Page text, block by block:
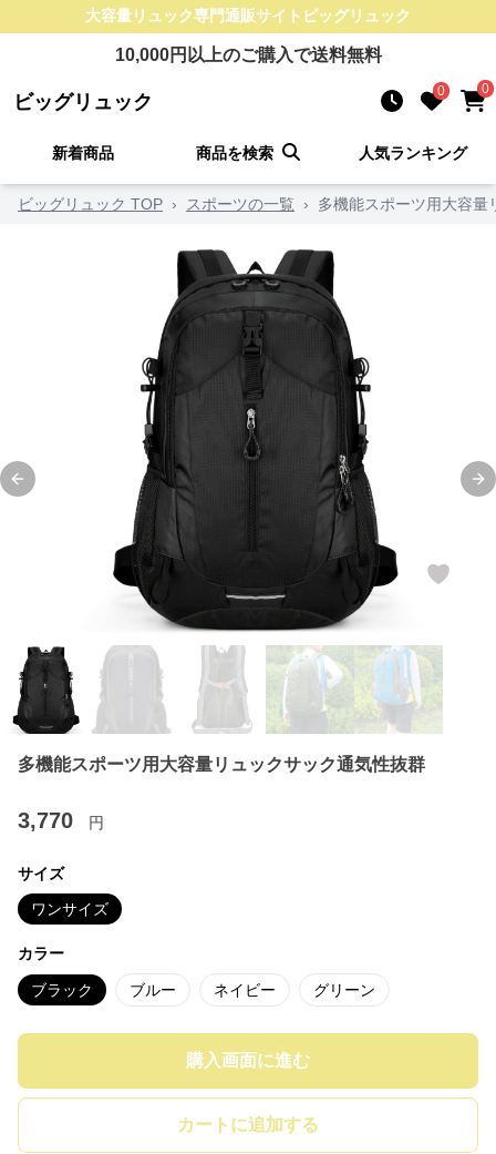
大容量リュック専門通販サイト ビッグリュック
10,000円以上のご購入で送料無料
ビッグリュック 0 0
新着商品 商品を検索 人気ランキング
ビッグリュック TOP › スポーツの一覧 › 多機能スポーツ用大容量
Previous slide
多機能スポーツ用大容量リュックサック通気性抜群
3,770 円
サイズ
ワンサイズ
カラー
ブラック ブルー ネイビー グリーン
購入画面に進む
カートに追加する